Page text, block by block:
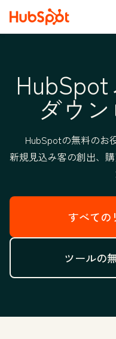
ダウ
HubSpotの無料のお
新規見込み客の創出、
すべての
ツールの